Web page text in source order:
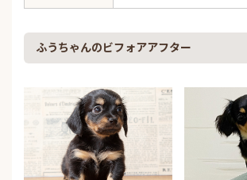
ふうちゃんのビフォアアフター